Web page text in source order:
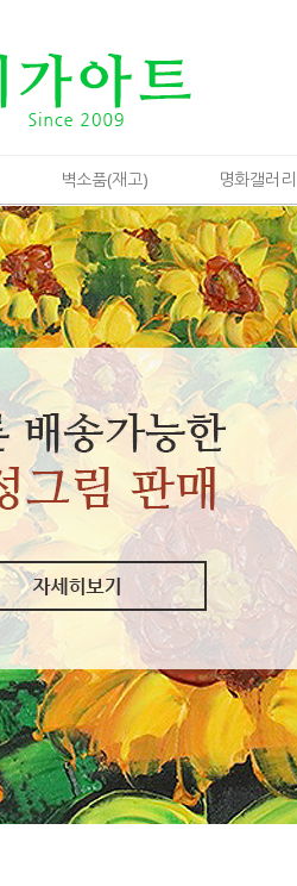
벽소품(재고) 명화갤러리